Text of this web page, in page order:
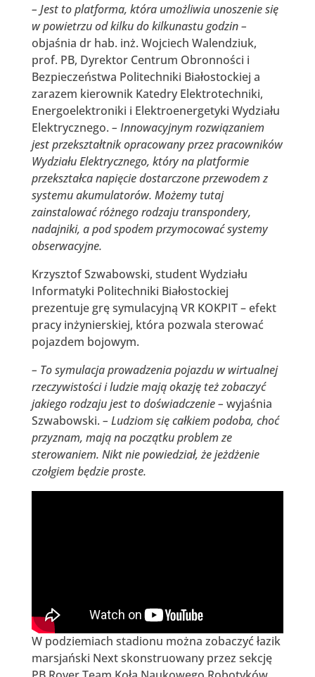
– Jest to platforma, która umożliwia unoszenie się
w powietrzu od kilku do kilkunastu godzin –
objaśnia dr hab. inż. Wojciech Walendziuk,
prof. PB, Dyrektor Centrum Obronności i
Bezpieczeństwa Politechniki Białostockiej a
zarazem kierownik Katedry Elektrotechniki,
Energoelektroniki i Elektroenergetyki Wydziału
Elektrycznego. – Innowacyjnym rozwiązaniem
jest przekształtnik opracowany przez pracowników
Wydziału Elektrycznego, który na platformie
przekształca napięcie dostarczone przewodem z
systemu akumulatorów. Możemy tutaj
zainstalować różnego rodzaju transpondery,
nadajniki, a pod spodem przymocować systemy
obserwacyjne.
Krzysztof Szwabowski, student Wydziału
Informatyki Politechniki Białostockiej
prezentuje grę symulacyjną VR KOKPIT – efekt
pracy inżynierskiej, która pozwala sterować
pojazdem bojowym.
– To symulacja prowadzenia pojazdu w wirtualnej
rzeczywistości i ludzie mają okazję też zobaczyć
jakiego rodzaju jest to doświadczenie – wyjaśnia
Szwabowski. – Ludziom się całkiem podoba, choć
przyznam, mają na początku problem ze
sterowaniem. Nikt nie powiedział, że jeżdżenie
czołgiem będzie proste.
W podziemiach stadionu można zobaczyć łazik
marsjański Next skonstruowany przez sekcję